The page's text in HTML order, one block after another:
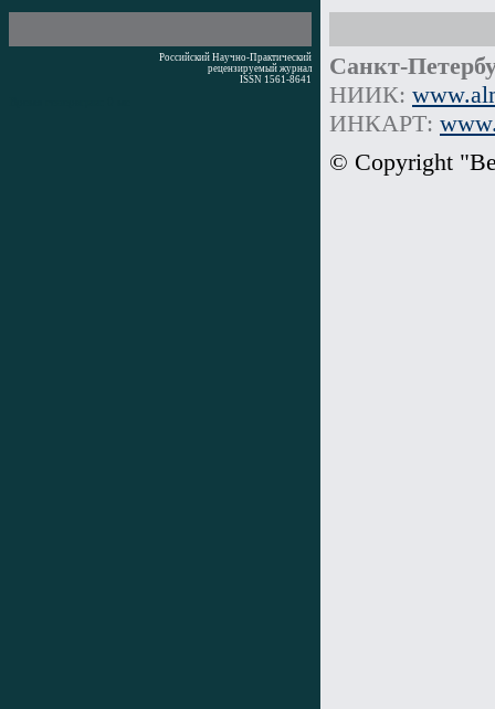
Российский Научно-Практический
рецензируемый журнал
ISSN 1561-8641
Санкт-
НИИК:
ИНКАРТ:
© Copyright